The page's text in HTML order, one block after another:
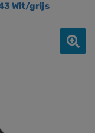
Wit/grijs